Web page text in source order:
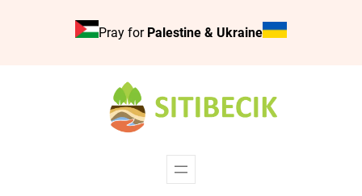
Pray for Palestine & Ukraine